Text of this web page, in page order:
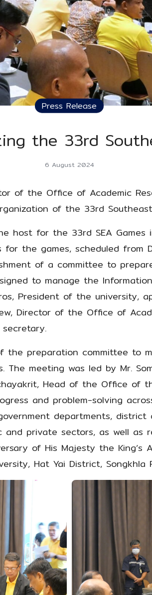
Press Release
the 33rd
6 August 2024
of the Office of Academic
of the 33rd Southeast
host for the 33rd SEA Games
the games, scheduled from
of a committee to
to manage the
President of the university,
Director of the Office of
the preparation committee to
The meeting was led by Mr.
Head of the Office of
and problem-solving
departments,
and private sectors, as well as
of His Majesty the King’s
Hat Yai District, Songkhla